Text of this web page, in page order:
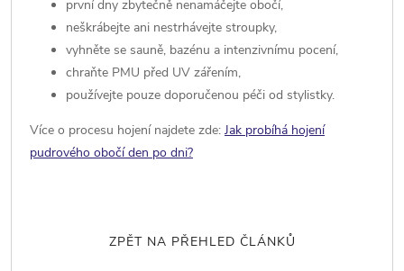
první dny zbytečně nenamáčejte obočí,
neškrábejte ani nestrhávejte stroupky,
vyhněte se sauně, bazénu a intenzivnímu pocení,
chraňte PMU před UV zářením,
používejte pouze doporučenou péči od stylistky.
Více o procesu hojení najdete zde: Jak probíhá hojení
pudrového obočí den po dni?
ZPĚT NA PŘEHLED ČLÁNKŮ